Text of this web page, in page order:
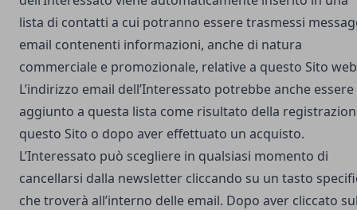
lista di contatti a cui potranno essere trasmessi
email contenenti informazioni, anche di natura
commerciale e promozionale, relative a questo Sito
L’indirizzo email dell’Interessato potrebbe anche essere
aggiunto a questa lista come risultato della
questo Sito o dopo aver effettuato un acquisto.
L’Interessato può scegliere in qualsiasi momento di
cancellarsi dalla newsletter cliccando su un tasto
che troverà all’interno delle email. Dopo aver cliccato